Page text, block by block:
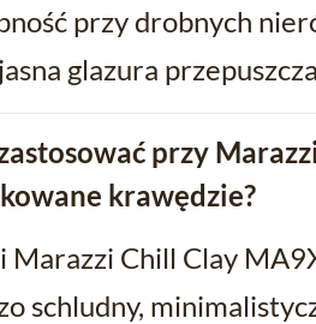
przy drobnych
glazura
przy
krawędzie?
Chill Clay
schludny,